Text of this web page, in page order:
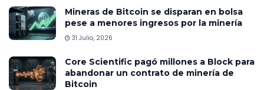
Mineras de Bitcoin se disparan en bolsa
pese a menores ingresos por la minería
31 Julio, 2026
Core Scientific pagó millones a Block para
abandonar un contrato de minería de
Bitcoin